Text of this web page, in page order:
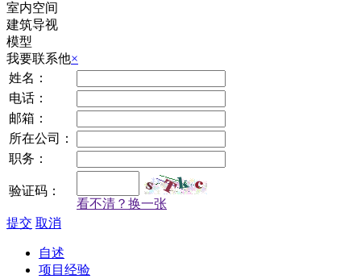
室内空间
建筑导视
模型
我要联系他×
姓名：
电话：
邮箱：
所在公司：
职务：
验证码：
看不清？换一张
提交 取消
自述
项目经验